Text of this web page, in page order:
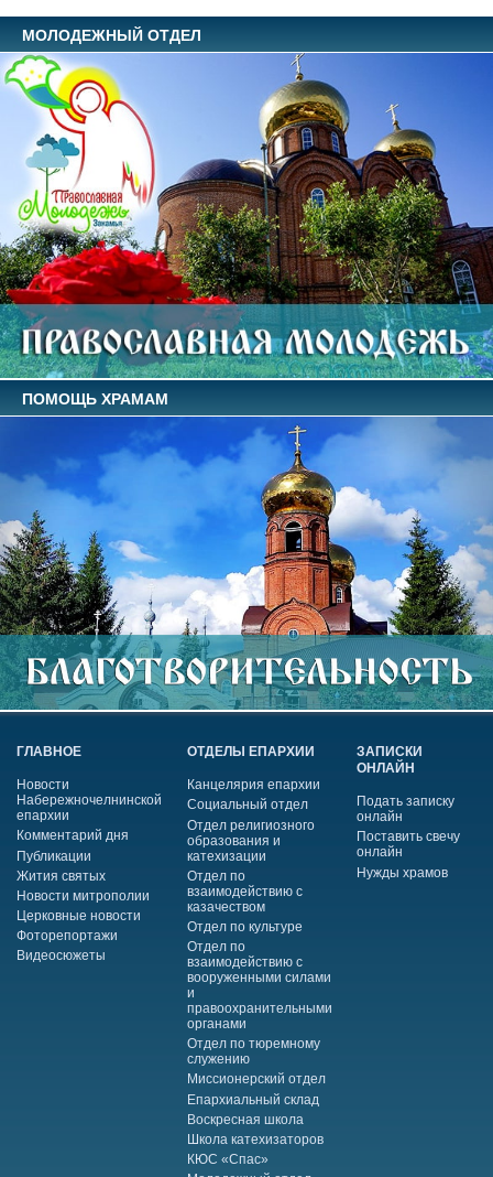
МОЛОДЕЖНЫЙ ОТДЕЛ
ПОМОЩЬ ХРАМАМ
ГЛАВНОЕ
Новости
Набережночелнинской
епархии
Комментарий дня
Публикации
Жития святых
Новости митрополии
Церковные новости
Фоторепортажи
Видеосюжеты
ОТДЕЛЫ ЕПАРХИИ
Канцелярия епархии
Социальный отдел
Отдел религиозного
образования и
катехизации
Отдел по
взаимодействию с
казачеством
Отдел по культуре
Отдел по
взаимодействию с
вооруженными силами
и
правоохранительными
органами
Отдел по тюремному
служению
Миссионерский отдел
Епархиальный склад
Воскресная школа
Школа катехизаторов
КЮС «Спас»
ЗАПИСКИ
ОНЛАЙН
Подать записку
онлайн
Поставить свечу
онлайн
Нужды храмов